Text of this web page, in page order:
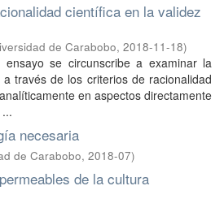
científica en la validez
de Carabobo, 2018-11-18)
se circunscribe a examinar la
través de los criterios de racionalidad
en aspectos directamente
necesaria
de Carabobo, 2018-07)
de la cultura